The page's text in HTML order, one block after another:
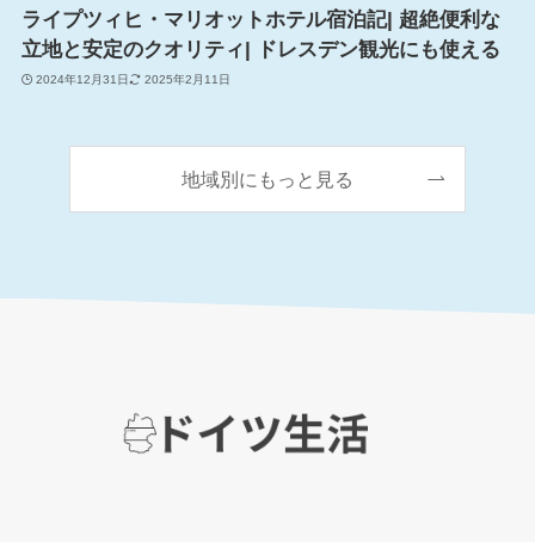
ライプツィヒ・マリオットホテル宿泊記| 超絶便利な
立地と安定のクオリティ| ドレスデン観光にも使える
2024年12月31日 2025年2月11日
地域別にもっと見る